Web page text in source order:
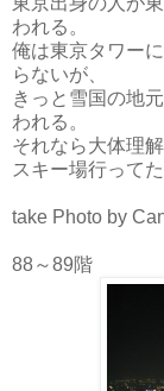
われる。
俺は東京タワー
らないが、
きっと雪国の地
われる。
それなら大体理解
スキー場行ってた
take Photo by
88～89階